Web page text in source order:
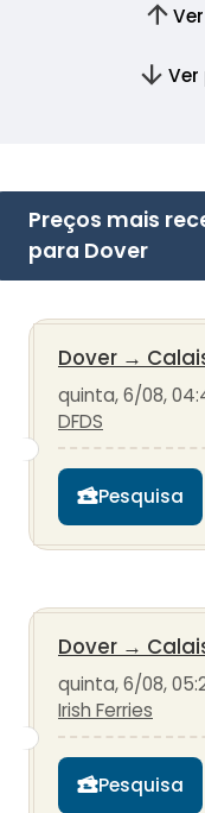
Preços mais
para Dover
Dover →
quinta, 6/08,
DFDS
Pesquisa
Dover →
quinta, 6/08,
Irish Ferries
Pesquisa